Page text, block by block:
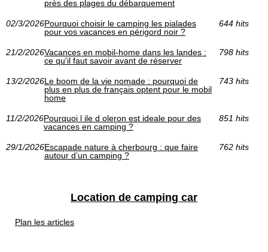
près des plages du débarquement
02/3/2026Pourquoi choisir le camping les pialades
pour vos vacances en périgord noir ?
644 hits
21/2/2026Vacances en mobil-home dans les landes :
ce qu'il faut savoir avant de réserver
798 hits
13/2/2026Le boom de la vie nomade : pourquoi de
plus en plus de français optent pour le mobil
home
743 hits
11/2/2026Pourquoi l ile d oleron est ideale pour des
vacances en camping ?
851 hits
29/1/2026Escapade nature à cherbourg : que faire
autour d’un camping ?
762 hits
Location de camping car
Plan les articles